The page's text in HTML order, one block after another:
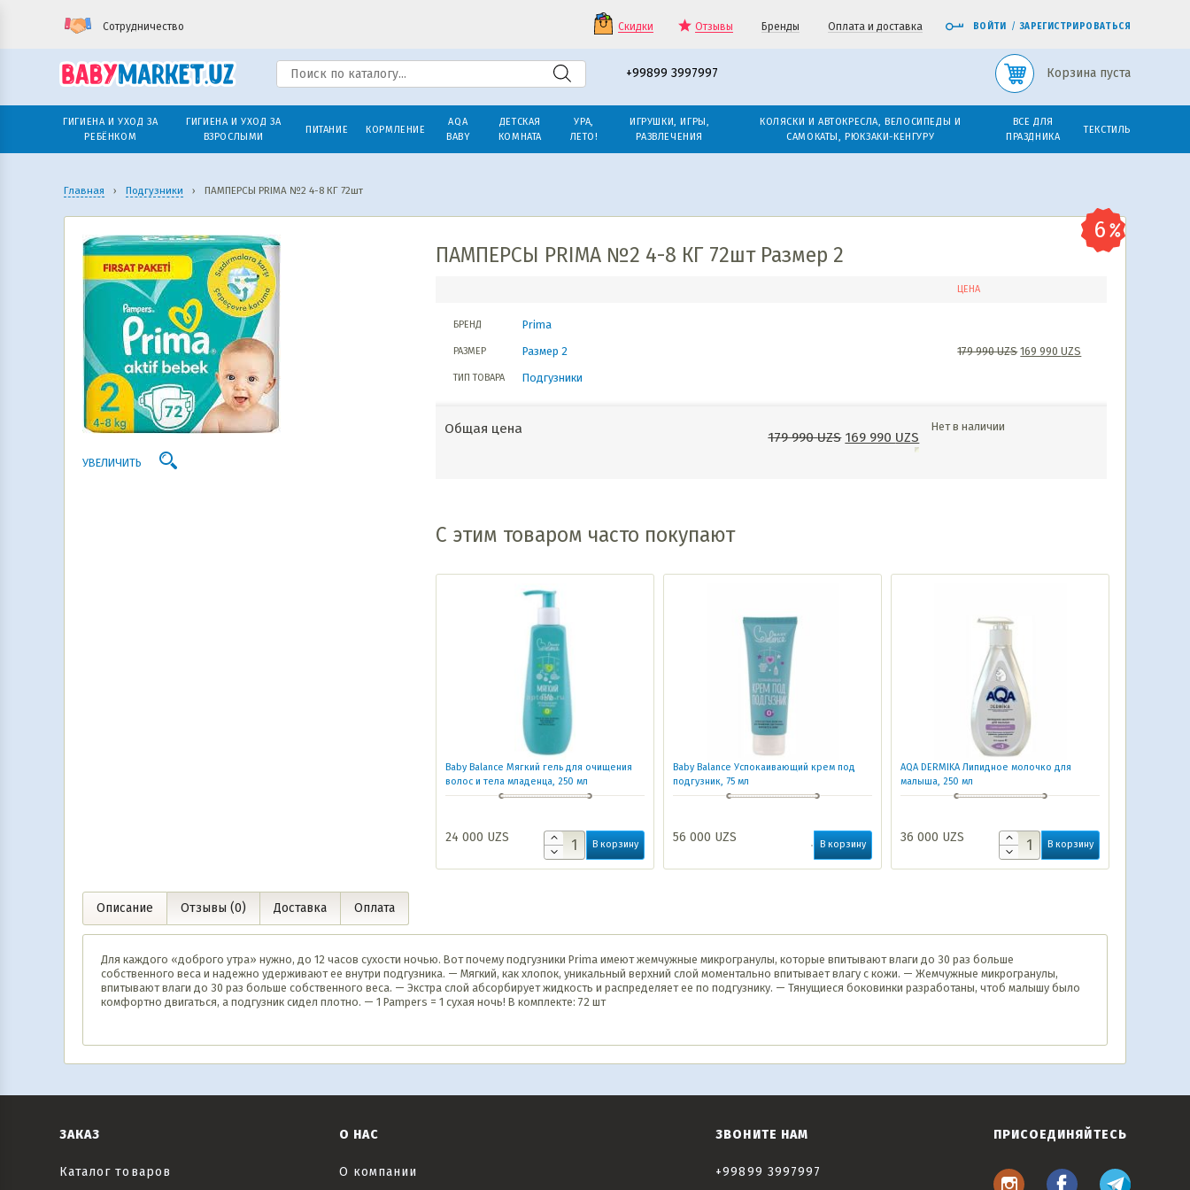
Сотрудничество Скидки Отзывы Бренды Оплата и доставка ВОЙТИ / ЗАРЕГИСТРИРОВАТЬСЯ
+99899 3997997 Корзина пуста
ГИГИЕНА И УХОД ЗА
РЕБЁНКОМ
ГИГИЕНА И УХОД ЗА
ВЗРОСЛЫМИ
ПИТАНИЕ КОРМЛЕНИЕ
AQA
BABY
ДЕТСКАЯ
КОМНАТА
УРА,
ЛЕТО!
ИГРУШКИ, ИГРЫ,
РАЗВЛЕЧЕНИЯ
КОЛЯСКИ И АВТОКРЕСЛА, ВЕЛОСИПЕДЫ И
САМОКАТЫ, РЮКЗАКИ-КЕНГУРУ
ВСЕ ДЛЯ
ПРАЗДНИКА
ТЕКСТИЛЬ
Главная › Подгузники › ПАМПЕРСЫ PRIMA №2 4-8 КГ 72шт
УВЕЛИЧИТЬ
ПАМПЕРСЫ PRIMA №2 4-8 КГ 72шт Размер 2
ЦЕНА
БРЕНД Prima
РАЗМЕР Размер 2
ТИП ТОВАРА Подгузники
179 990UZS 169 990UZS
Общая цена
179 990UZS 169 990 UZS
Нет в наличии
С этим товаром часто покупают
Baby Balance Мягкий гель для очищения
волос и тела младенца, 250 мл
24 000 UZS В корзину
Baby Balance Успокаивающий крем под
подгузник, 75 мл
56 000 UZS В корзину
AQA DERMIKA Липидное молочко для
малыша, 250 мл
36 000 UZS В корзину
Описание Отзывы (0) Доставка Оплата
Для каждого «доброго утра» нужно, до 12 часов сухости ночью. Вот почему подгузники Prima имеют жемчужные микрогранулы, которые впитывают влаги до 30 раз больше
собственного веса и надежно удерживают ее внутри подгузника. — Мягкий, как хлопок, уникальный верхний слой моментально впитывает влагу с кожи. — Жемчужные микрогранулы,
впитывают влаги до 30 раз больше собственного веса. — Экстра слой абсорбирует жидкость и распределяет ее по подгузнику. — Тянущиеся боковинки разработаны, чтоб малышу было
комфортно двигаться, а подгузник сидел плотно. — 1 Pampers = 1 сухая ночь! В комплекте: 72 шт
ЗАКАЗ
Каталог товаров
О НАС
О компании
ЗВОНИТЕ НАМ
+99899 3997997
ПРИСОЕДИНЯЙТЕСЬ